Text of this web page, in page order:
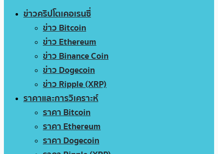
ข่าวคริปโตเคอเรนซี่
ข่าว Bitcoin
ข่าว Ethereum
ข่าว Binance Coin
ข่าว Dogecoin
ข่าว Ripple (XRP)
ราคาและการวิเคราะห์
ราคา Bitcoin
ราคา Ethereum
ราคา Dogecoin